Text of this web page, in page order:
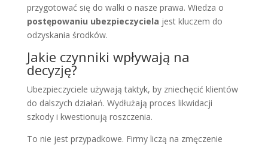
przygotować się do walki o nasze prawa. Wiedza o
postępowaniu ubezpieczyciela jest kluczem do
odzyskania środków.
Jakie czynniki wpływają na
decyzję?
Ubezpieczyciele używają taktyk, by zniechęcić klientów
do dalszych działań. Wydłużają proces likwidacji
szkody i kwestionują roszczenia.
To nie jest przypadkowe. Firmy liczą na zmęczenie